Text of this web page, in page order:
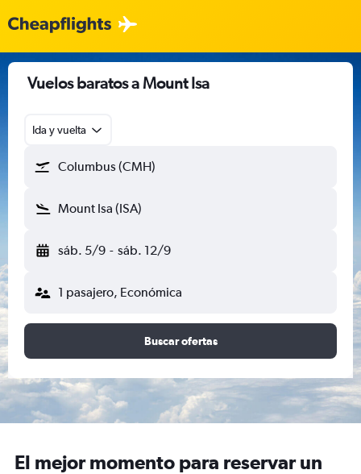
Vuelos baratos a Mount Isa
Ida y vuelta
Columbus (CMH)
Mount Isa (ISA)
sáb. 5/9 - sáb. 12/9
1 pasajero, Económica
Buscar ofertas
El mejor momento para reservar un